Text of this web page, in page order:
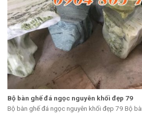
Bộ bàn ghế đá ngọc nguyên khối đẹp 79
Bộ bàn ghế đá ngọc nguyên khối đẹp 79 Bộ